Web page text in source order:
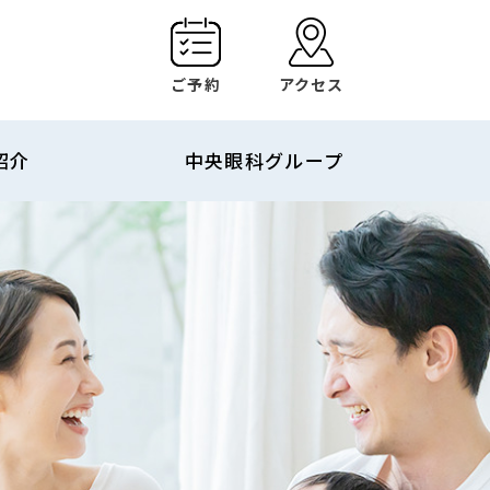
ご予約 アクセス
介 中央眼科グループ